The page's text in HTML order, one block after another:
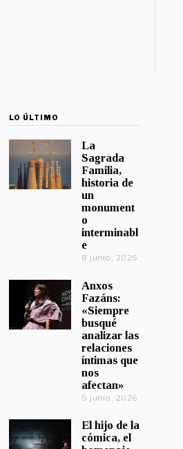
LO ÚLTIMO
La
Sagrada
Familia,
historia de
un
monument
o
interminabl
e
8 junio, 2026
Anxos
Fazáns:
«Siempre
busqué
analizar las
relaciones
íntimas que
nos
afectan»
5 junio, 2026
El hijo de la
cómica, el